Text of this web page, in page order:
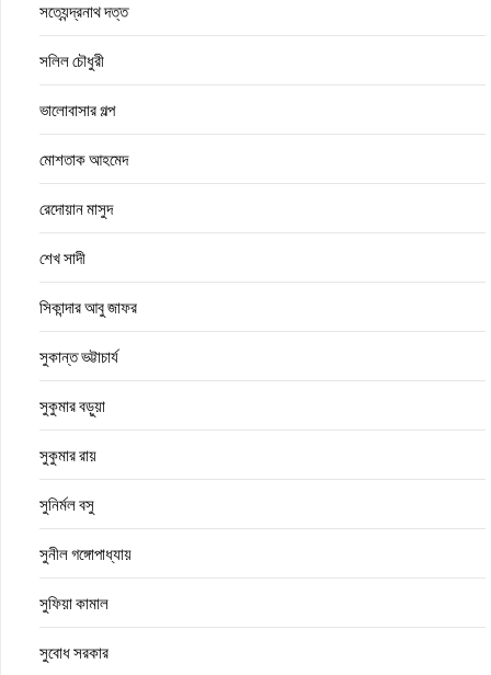
সত্যেন্দ্রনাথ দত্ত
সলিল চৌধুরী
ভালোবাসার গল্প
মোশতাক আহমেদ
রেদোয়ান মাসুদ
শেখ সাদী
সিকান্দার আবু জাফর
সুকান্ত ভট্টাচার্য
সুকুমার বড়ুয়া
সুকুমার রায়
সুনির্মল বসু
সুনীল গঙ্গোপাধ্যায়
সুফিয়া কামাল
সুবোধ সরকার